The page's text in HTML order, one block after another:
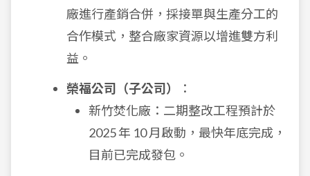
廠進行產銷合併，採接單與生產分工的
合作模式，整合廠家資源以增進雙方利
益。
榮福公司（子公司）
：
新竹焚化廠：二期整改工程預計於
2025 年 10 月啟動，最快年底完成，
目前已完成發包。